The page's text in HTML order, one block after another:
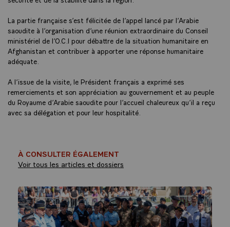
La partie française s’est félicitée de l’appel lancé par l’Arabie
saoudite à l’organisation d’une réunion extraordinaire du Conseil
ministériel de l’O.C.I pour débattre de la situation humanitaire en
Afghanistan et contribuer à apporter une réponse humanitaire
adéquate.
A l’issue de la visite, le Président français a exprimé ses
remerciements et son appréciation au gouvernement et au peuple
du Royaume d’Arabie saoudite pour l’accueil chaleureux qu’il a reçu
avec sa délégation et pour leur hospitalité.
À CONSULTER ÉGALEMENT
Voir tous les articles et dossiers